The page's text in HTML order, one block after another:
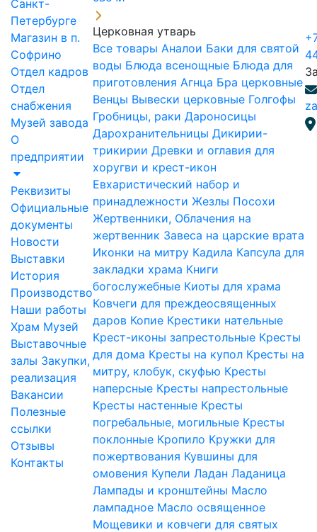
Санкт-
Петербурге
Магазин в п.
Софрино
Отдел кадров
Отдел
снабжения
Музей завода
О
предприятии
Реквизиты
Официальные
документы
Новости
Выставки
История
Производство
Наши работы
Храм Музей
Выставочные
залы Закупки,
реализация
Вакансии
Полезные
ссылки
Отзывы
Контакты
Церковная утварь
Все товары Аналои Баки для святой
воды Блюда всенощные Блюда для
приготовления Агнца Бра церковные
Венцы Вывески церковные Голгофы
Гробницы, раки Дароносицы
Дарохранительницы Дикирии-
трикирии Древки и оглавия для
хоругви и крест-икон
Евхаристический набор и
принадлежности Жезлы Посохи
Жертвенники, Облачения на
жертвенник Завеса на царские врата
Иконки на митру Кадила Капсула для
закладки храма Книги
богослужебные Киоты для храма
Ковчеги для преждеосвященных
даров Копие Крестики нательные
Крест-иконы запрестольные Кресты
для дома Кресты на купол Кресты на
митру, клобук, скуфью Кресты
наперсные Кресты напрестольные
Кресты настенные Кресты
погребальные, могильные Кресты
поклонные Кропило Кружки для
пожертвования Кувшины для
омовения Купели Ладан Ладаница
Лампады и кронштейны Масло
лампадное Масло освященное
Мощевики и ковчеги для святых